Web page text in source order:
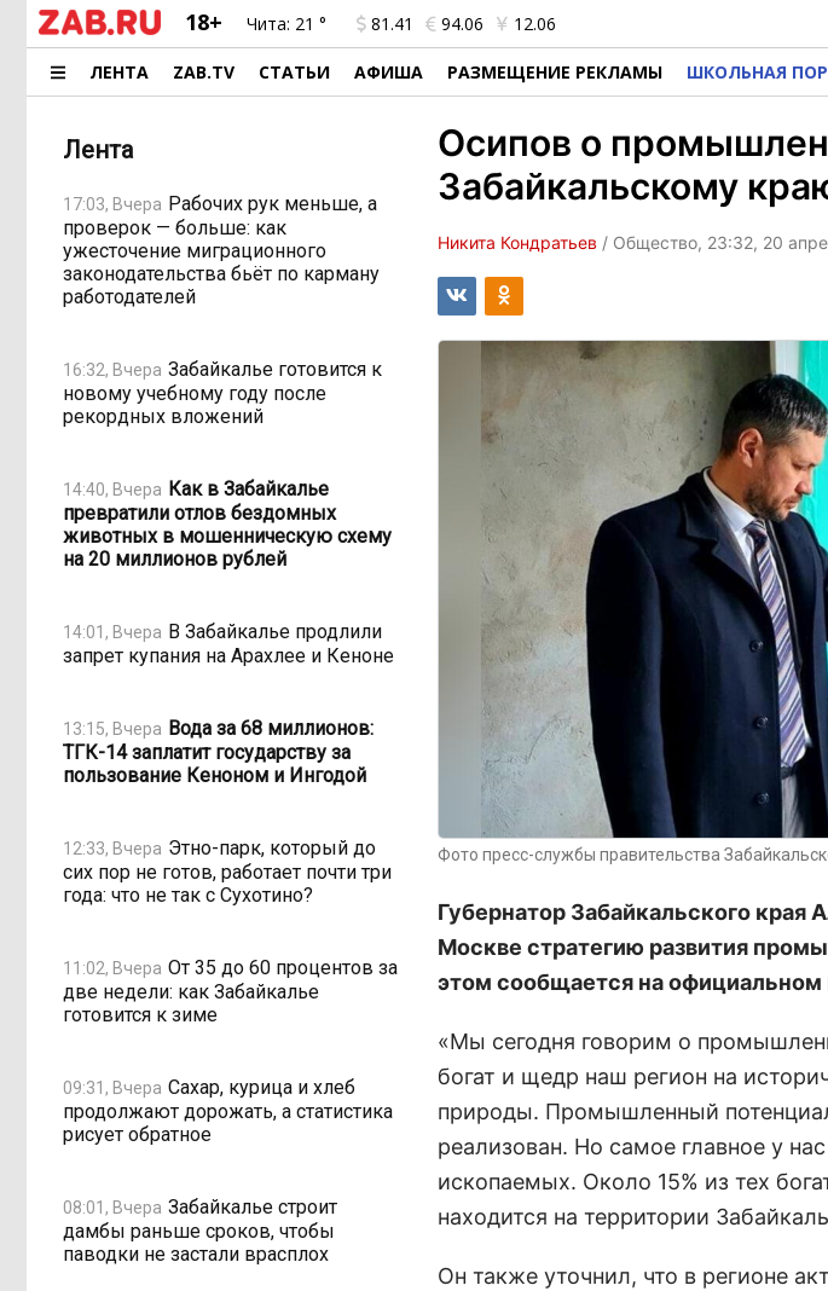
18+ Чита: 21 ° 81.41 94.06 12.06
ЛЕНТА ZAB.TV СТАТЬИ АФИША РАЗМЕЩЕНИЕ РЕКЛАМЫ ШКОЛЬНАЯ
Лента
17:03, Вчера Рабочих рук меньше, а
проверок — больше: как
ужесточение миграционного
законодательства бьёт по карману
работодателей
16:32, Вчера Забайкалье готовится к
новому учебному году после
рекордных вложений
14:40, Вчера Как в Забайкалье
превратили отлов бездомных
животных в мошенническую схему
на 20 миллионов рублей
14:01, Вчера В Забайкалье продлили
запрет купания на Арахлее и Кеноне
13:15, Вчера Вода за 68 миллионов:
ТГК-14 заплатит государству за
пользование Кеноном и Ингодой
12:33, Вчера Этно-парк, который до
сих пор не готов, работает почти три
года: что не так с Сухотино?
11:02, Вчера От 35 до 60 процентов за
две недели: как Забайкалье
готовится к зиме
09:31, Вчера Сахар, курица и хлеб
продолжают дорожать, а статистика
рисует обратное
08:01, Вчера Забайкалье строит
дамбы раньше сроков, чтобы
паводки не застали врасплох
Осипов о
Забайкальскому
Никита Кондратьев / Общество, 23:32, 20
Фото пресс-службы правительства
Губернатор Забайкальского края
Москве стратегию развития
этом сообщается на официальном
«Мы сегодня говорим о
богат и щедр наш регион на
природы. Промышленный потенциал
реализован. Но самое главное у
ископаемых. Около 15% из тех
находится на территории
Он также уточнил, что в регионе